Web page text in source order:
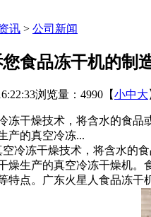
讯 > 公司新闻
食品冻干机的制
浏览量：4990 【小中大
冻干燥技术，将含水的食
产的真空冷冻...
冷冻干燥技术，将含水的
燥生产的真空冷冻干燥机
特点。广东火星人食品冻干